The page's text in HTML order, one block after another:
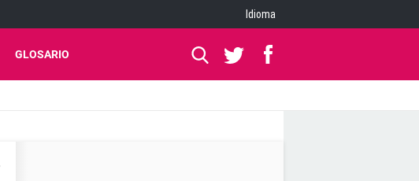
Idioma
GLOSARIO